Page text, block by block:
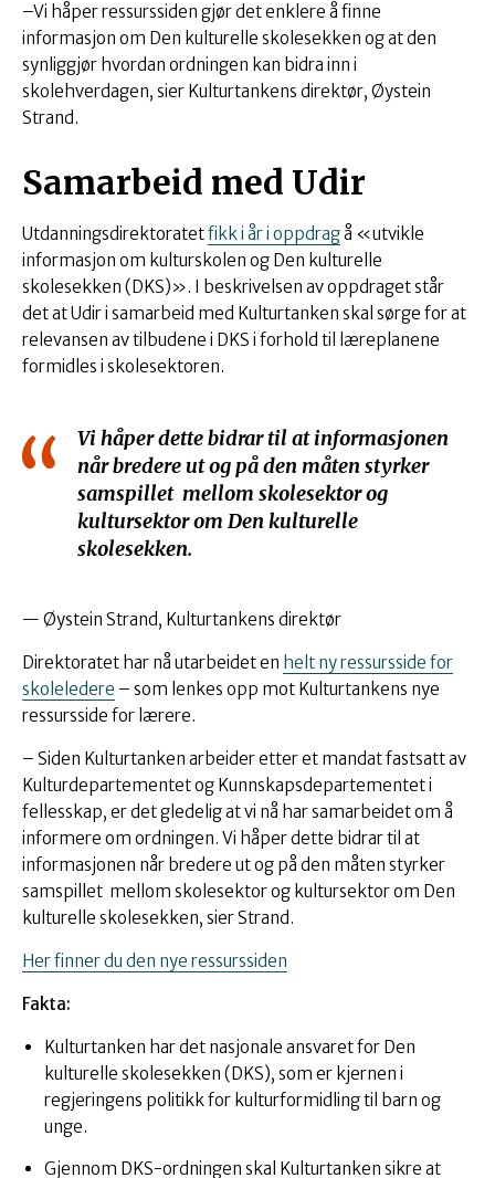
–Vi håper ressurssiden gjør det enklere å finne
informasjon om Den kulturelle skolesekken og at den
synliggjør hvordan ordningen kan bidra inn i
skolehverdagen, sier Kulturtankens direktør, Øystein
Strand.
Samarbeid med Udir
Utdanningsdirektoratetfikk i år i oppdragå «utvikle
informasjon om kulturskolen og Den kulturelle
skolesekken (DKS)». I beskrivelsen av oppdraget står
det at Udir i samarbeid med Kulturtanken skal sørge for at
relevansen av tilbudene i DKS i forhold til læreplanene
formidles i skolesektoren.
Vi håper dette bidrar til at informasjonen
når bredere ut og på den måten styrker
samspillet mellom skolesektor og
kultursektor om Den kulturelle
skolesekken.
— Øystein Strand, Kulturtankens direktør
Direktoratet har nå utarbeidet en helt ny ressursside for
skoleledere – som lenkes opp mot Kulturtankens nye
ressursside for lærere.
– Siden Kulturtanken arbeider etter et mandat fastsatt av
Kulturdepartementet og Kunnskapsdepartementet i
fellesskap, er det gledelig at vi nå har samarbeidet om å
informere om ordningen. Vi håper dette bidrar til at
informasjonen når bredere ut og på den måten styrker
samspillet mellom skolesektor og kultursektor om Den
kulturelle skolesekken, sier Strand.
Her finner du den nye ressurssiden
Fakta:
Kulturtanken har det nasjonale ansvaret for Den
kulturelle skolesekken (DKS), som er kjernen i
regjeringens politikk for kulturformidling til barn og
unge.
Gjennom DKS-ordningen skal Kulturtanken sikre at